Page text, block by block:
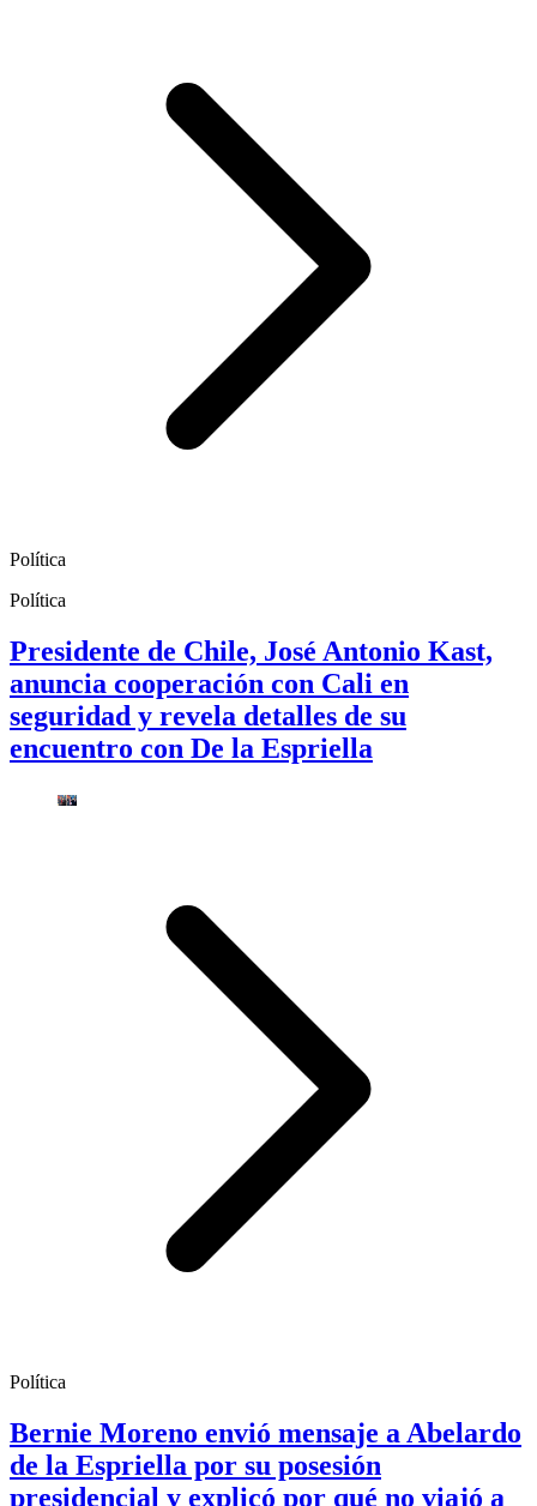
Política
Política
Presidente de Chile, José Antonio Kast,
anuncia cooperación con Cali en
seguridad y revela detalles de su
encuentro con De la Espriella
Política
Bernie Moreno envió mensaje a Abelardo
de la Espriella por su posesión
presidencial y explicó por qué no viajó a